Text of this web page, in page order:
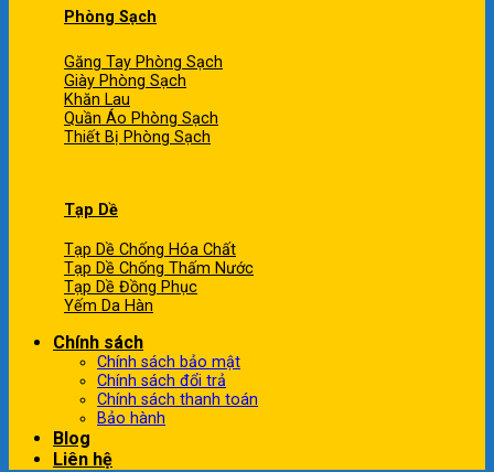
Phòng Sạch
Găng Tay Phòng Sạch
Giày Phòng Sạch
Khăn Lau
Quần Áo Phòng Sạch
Thiết Bị Phòng Sạch
Tạp Dề
Tạp Dề Chống Hóa Chất
Tạp Dề Chống Thấm Nước
Tạp Dề Đồng Phục
Yếm Da Hàn
Chính sách
Chính sách bảo mật
Chính sách đổi trả
Chính sách thanh toán
Bảo hành
Blog
Liên hệ